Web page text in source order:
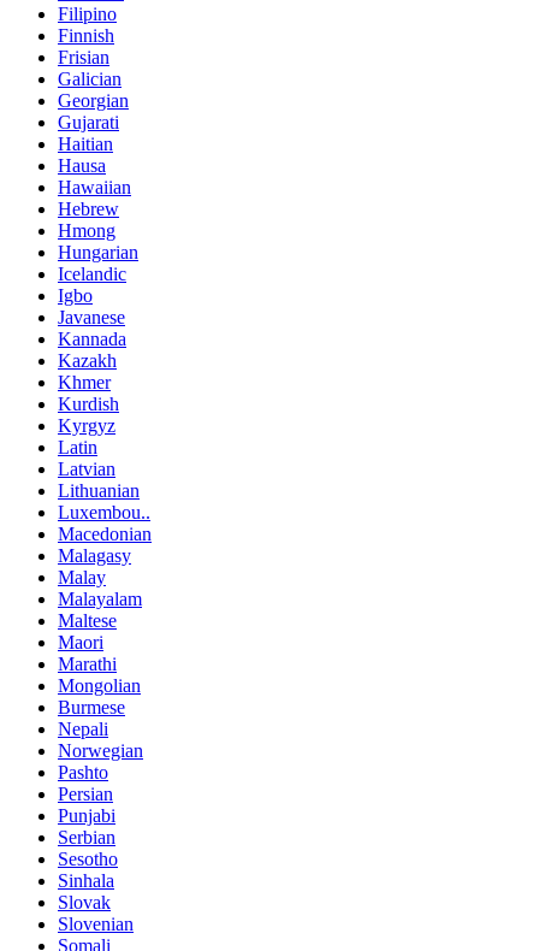
Filipino
Finnish
Frisian
Galician
Georgian
Gujarati
Haitian
Hausa
Hawaiian
Hebrew
Hmong
Hungarian
Icelandic
Igbo
Javanese
Kannada
Kazakh
Khmer
Kurdish
Kyrgyz
Latin
Latvian
Lithuanian
Luxembou..
Macedonian
Malagasy
Malay
Malayalam
Maltese
Maori
Marathi
Mongolian
Burmese
Nepali
Norwegian
Pashto
Persian
Punjabi
Serbian
Sesotho
Sinhala
Slovak
Slovenian
Somali